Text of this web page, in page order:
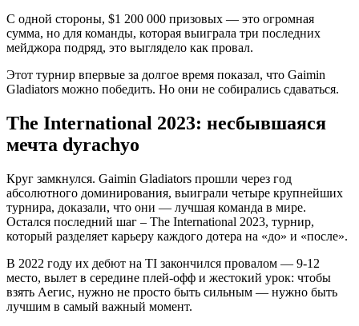
С одной стороны, $1 200 000 призовых — это огромная
сумма, но для команды, которая выиграла три последних
мейджора подряд, это выглядело как провал.
Этот турнир впервые за долгое время показал, что Gaimin
Gladiators можно победить. Но они не собирались сдаваться.
The International 2023: несбывшаяся
мечта dyrachyo
Круг замкнулся. Gaimin Gladiators прошли через год
абсолютного доминирования, выиграли четыре крупнейших
турнира, доказали, что они — лучшая команда в мире.
Остался последний шаг – The International 2023, турнир,
который разделяет карьеру каждого дотера на «до» и «после».
В 2022 году их дебют на TI закончился провалом — 9-12
место, вылет в середине плей-офф и жестокий урок: чтобы
взять Аегис, нужно не просто быть сильным — нужно быть
лучшим в самый важный момент.